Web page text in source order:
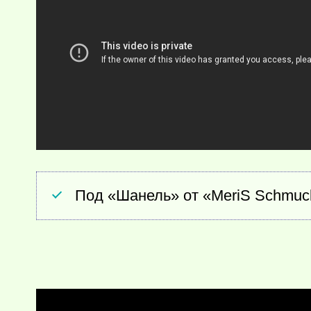
Под «Шанель» от «MeriS